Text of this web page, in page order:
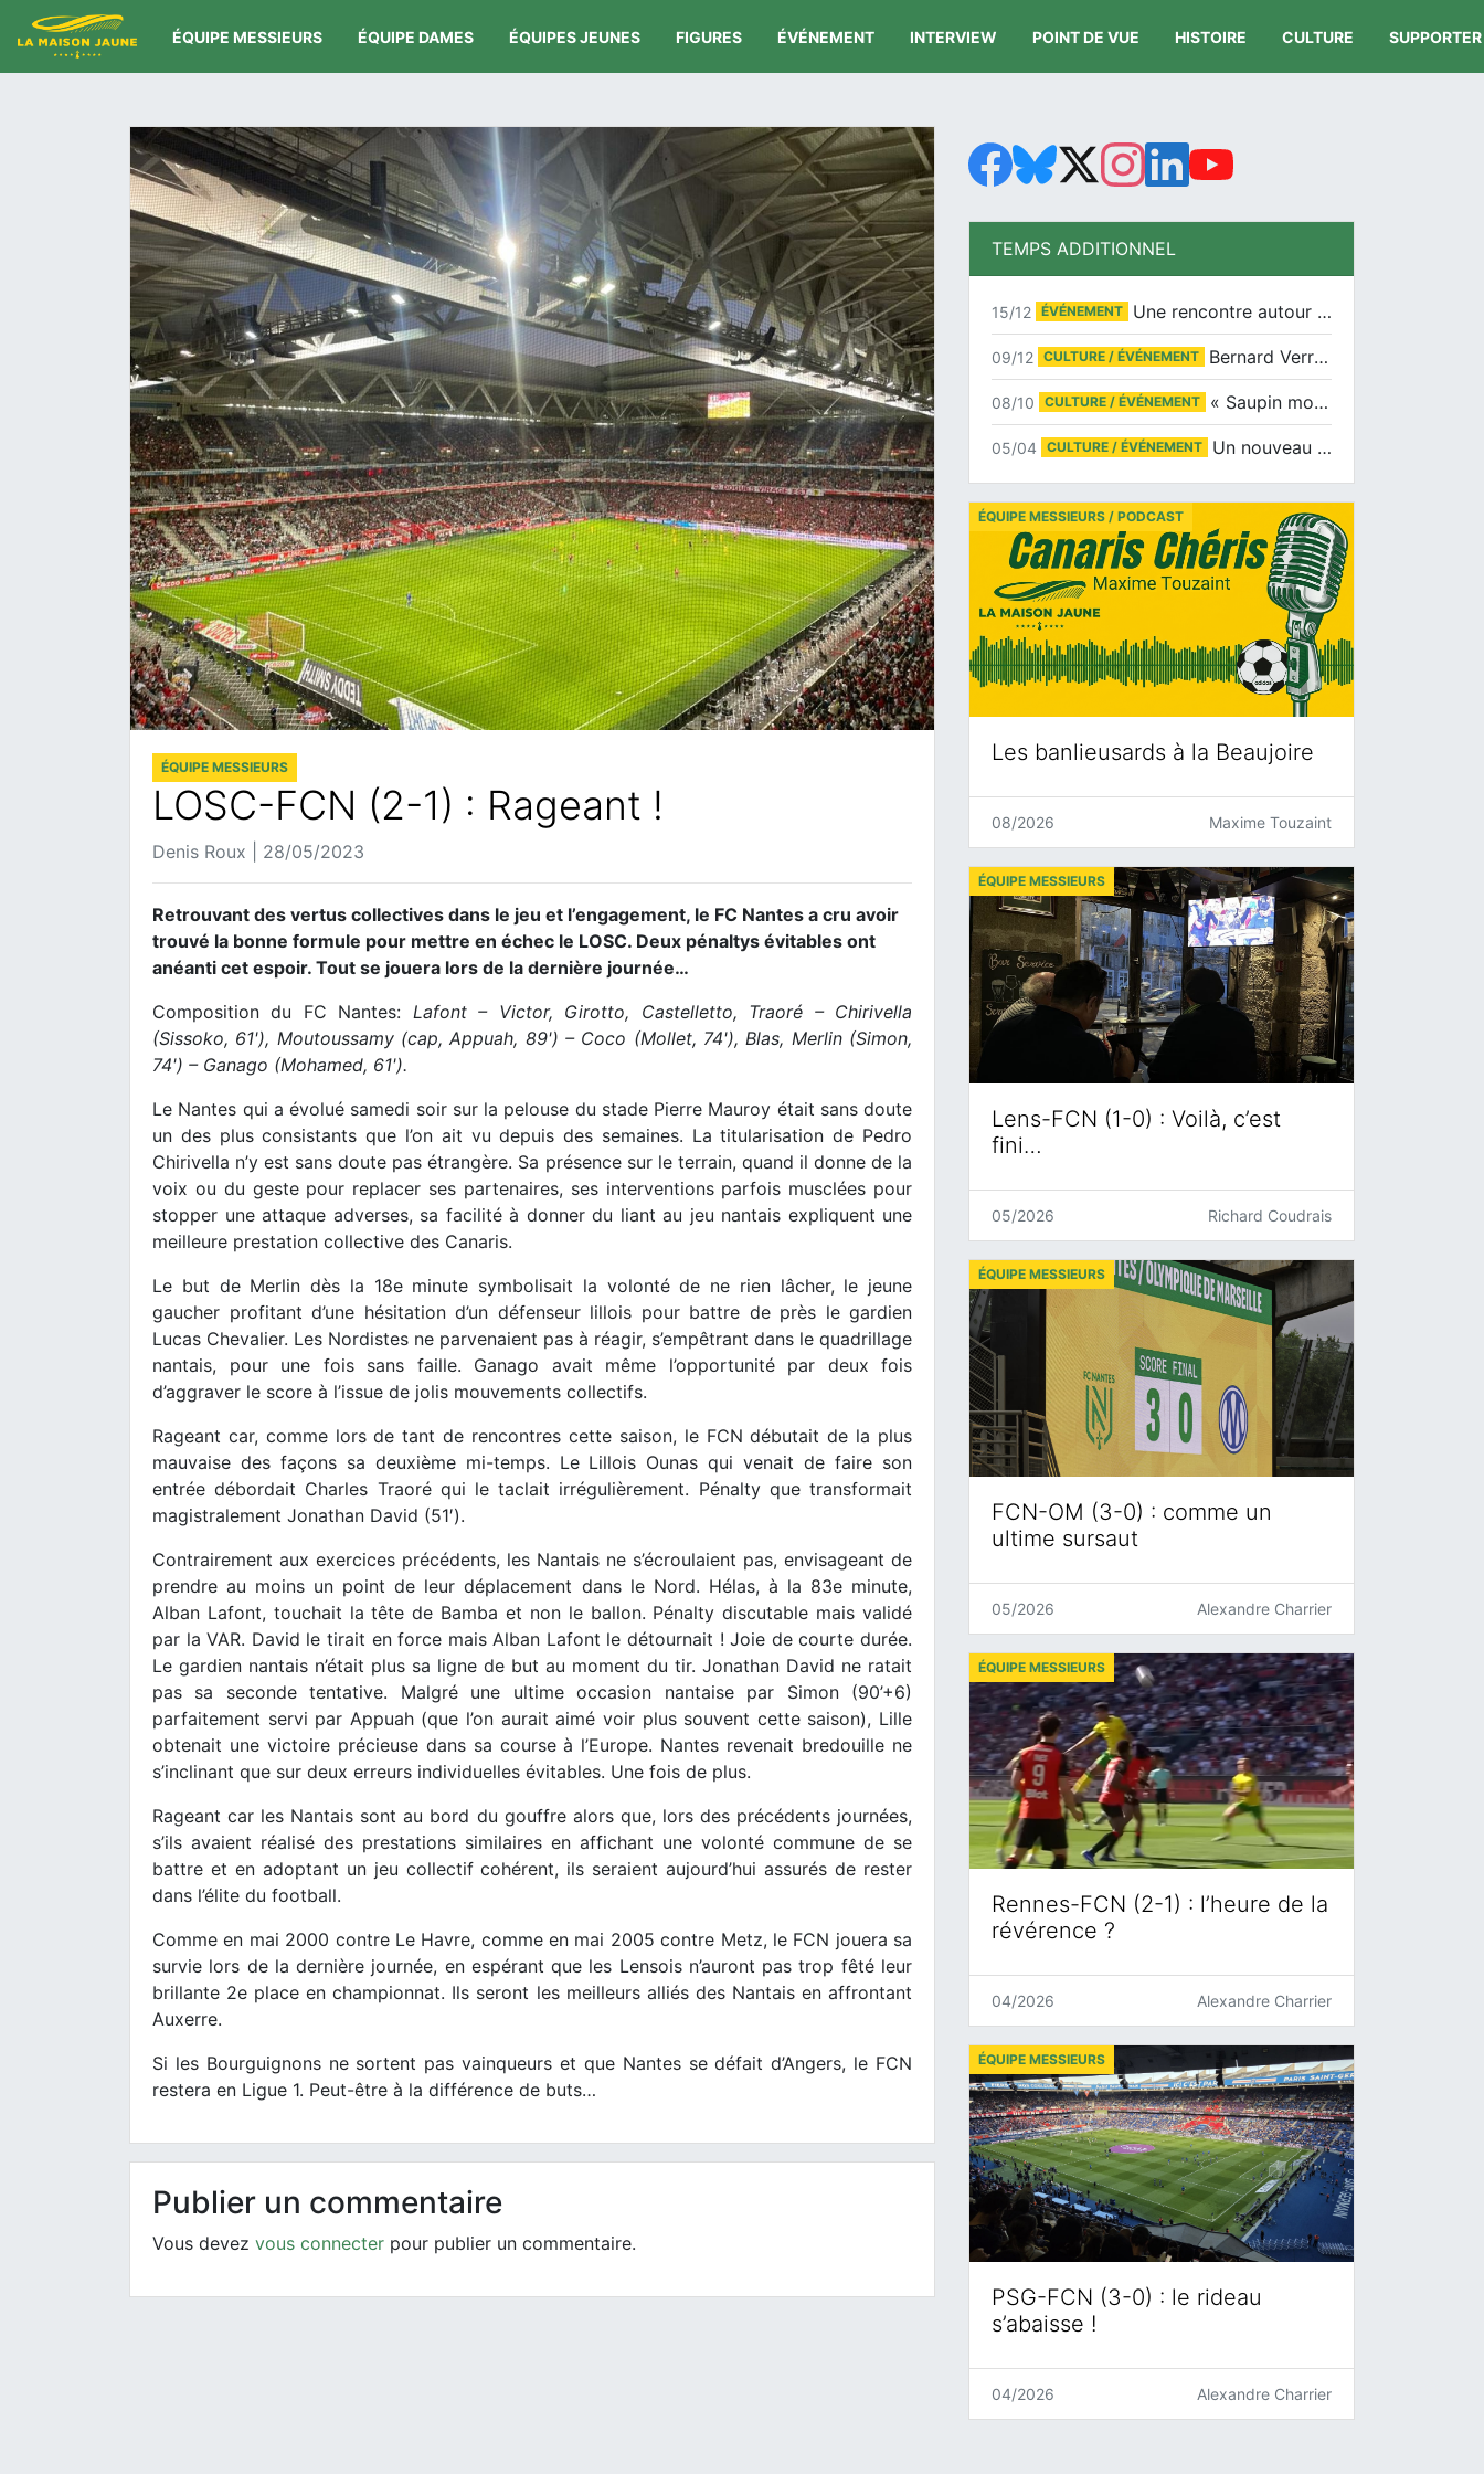
ÉQUIPE MESSIEURS ÉQUIPE DAMES ÉQUIPES JEUNES FIGURES ÉVÉNEMENT INTERVIEW POINT DE VUE HISTOIRE CULTURE SUPPORTER
ÉQUIPE MESSIEURS
LOSC-FCN (2-1) : Rageant !
Denis Roux | 28/05/2023
Retrouvant des vertus collectives dans le jeu et l’engagement, le FC Nantes a cru avoir
trouvé la bonne formule pour mettre en échec le LOSC. Deux pénaltys évitables ont
anéanti cet espoir. Tout se jouera lors de la dernière journée…
Composition du FC Nantes: Lafont – Victor, Girotto, Castelletto, Traoré – Chirivella
(Sissoko, 61'), Moutoussamy (cap, Appuah, 89') – Coco (Mollet, 74'), Blas, Merlin (Simon,
74') – Ganago (Mohamed, 61').
Le Nantes qui a évolué samedi soir sur la pelouse du stade Pierre Mauroy était sans doute
un des plus consistants que l’on ait vu depuis des semaines. La titularisation de Pedro
Chirivella n’y est sans doute pas étrangère. Sa présence sur le terrain, quand il donne de la
voix ou du geste pour replacer ses partenaires, ses interventions parfois musclées pour
stopper une attaque adverses, sa facilité à donner du liant au jeu nantais expliquent une
meilleure prestation collective des Canaris.
Le but de Merlin dès la 18e minute symbolisait la volonté de ne rien lâcher, le jeune
gaucher profitant d’une hésitation d’un défenseur lillois pour battre de près le gardien
Lucas Chevalier. Les Nordistes ne parvenaient pas à réagir, s’empêtrant dans le quadrillage
nantais, pour une fois sans faille. Ganago avait même l’opportunité par deux fois
d’aggraver le score à l’issue de jolis mouvements collectifs.
Rageant car, comme lors de tant de rencontres cette saison, le FCN débutait de la plus
mauvaise des façons sa deuxième mi-temps. Le Lillois Ounas qui venait de faire son
entrée débordait Charles Traoré qui le taclait irrégulièrement. Pénalty que transformait
magistralement Jonathan David (51′).
Contrairement aux exercices précédents, les Nantais ne s’écroulaient pas, envisageant de
prendre au moins un point de leur déplacement dans le Nord. Hélas, à la 83e minute,
Alban Lafont, touchait la tête de Bamba et non le ballon. Pénalty discutable mais validé
par la VAR. David le tirait en force mais Alban Lafont le détournait ! Joie de courte durée.
Le gardien nantais n’était plus sa ligne de but au moment du tir. Jonathan David ne ratait
pas sa seconde tentative. Malgré une ultime occasion nantaise par Simon (90’+6)
parfaitement servi par Appuah (que l’on aurait aimé voir plus souvent cette saison), Lille
obtenait une victoire précieuse dans sa course à l’Europe. Nantes revenait bredouille ne
s’inclinant que sur deux erreurs individuelles évitables. Une fois de plus.
Rageant car les Nantais sont au bord du gouffre alors que, lors des précédents journées,
s’ils avaient réalisé des prestations similaires en affichant une volonté commune de se
battre et en adoptant un jeu collectif cohérent, ils seraient aujourd’hui assurés de rester
dans l’élite du football.
Comme en mai 2000 contre Le Havre, comme en mai 2005 contre Metz, le FCN jouera sa
survie lors de la dernière journée, en espérant que les Lensois n’auront pas trop fêté leur
brillante 2e place en championnat. Ils seront les meilleurs alliés des Nantais en affrontant
Auxerre.
Si les Bourguignons ne sortent pas vainqueurs et que Nantes se défait d’Angers, le FCN
restera en Ligue 1. Peut-être à la différence de buts…
Publier un commentaire
Vous devez vous connecter pour publier un commentaire.
TEMPS ADDITIONNEL
15/12 ÉVÉNEMENT Une rencontre autour de Jean-Claude Suaudeau
09/12 CULTURE / ÉVÉNEMENT Bernard Verret en dédicaces le samedi 13 décembre à l’Espace Culturel Atlantis
08/10 CULTURE / ÉVÉNEMENT « Saupin mon amour » au salon du livre de Trentemoult
05/04 CULTURE / ÉVÉNEMENT Un nouveau tirage pour le Docu-BD
Les banlieusards à la Beaujoire
ÉQUIPE MESSIEURS / PODCAST
08/2026 Maxime Touzaint
Lens-FCN (1-0) : Voilà, c’est
fini…
ÉQUIPE MESSIEURS
05/2026 Richard Coudrais
FCN-OM (3-0) : comme un
ultime sursaut
ÉQUIPE MESSIEURS
05/2026 Alexandre Charrier
Rennes-FCN (2-1) : l’heure de la
révérence ?
ÉQUIPE MESSIEURS
04/2026 Alexandre Charrier
PSG-FCN (3-0) : le rideau
s’abaisse !
ÉQUIPE MESSIEURS
04/2026 Alexandre Charrier